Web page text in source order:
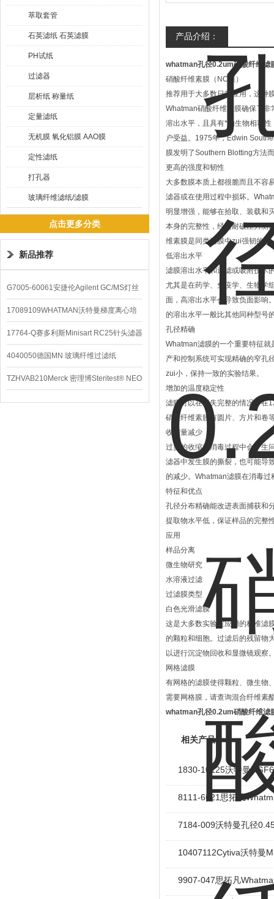
萃取套管
石英滤纸 石英滤膜
PH试纸
过滤器
层析纸 称量纸
定量滤纸
无机膜 氧化铝膜 AAO膜
定性滤纸
打孔器
玻璃纤维滤纸/滤膜
点击更多分类
新品推荐
G7005-60061安捷伦Agilent GC/MS灯丝
配件
17089109WHATMAN沃特曼梯度离心培
养基
17764-Q赛多利斯Minisart RC25针头滤器
4040050德国MN 玻璃纤维过滤纸
TZHVAB210Merck 密理博Steritest® NEO
设备
产品介绍：
whatman孔径0.2um硝酸纤维滤
硝酸纤维素膜（NC膜）
推荐用于大多数日常应用，这种
Whatman硝酸纤维素膜确保了
溶出水平，且具有*的生物相容
户受益。1975年，Edwin
膜发明了Southern Blotting方法
更高的强度和韧性
大多数膜本质上都很脆而且不容
滤器或在使用过程中损坏。
明显增强，能够在拾取、装载和
本身的完整性，经过耐破压力测
维素膜是同类滤膜中zui强韧的。
低溶出水平
滤膜溶出水平和过滤或吸附技术
尤其是在药学、免疫学、生物学
面，高溶出水平会导致负面影响
的溶出水平一般比其他同种型号
孔径精确
Whatman滤膜的一个重要特征就
产和控制系统可实现精确的窄孔
zui小，保持一致的实验结果。
增加的温度稳定性
滤膜可以在不失完整的情况下在
硝酸纤维素膜有圆片、方片和卷
收缩量减少
过多的收缩在消毒过程中会产生
滤器中发生膜的撕裂，也可能导
的减少。Whatman滤膜在消毒过
特征和优点
孔径分布精确能改进表面捕获和
提取物水平低，保证样品的完整
应用
样品分离
微生物研究
水溶液过滤
过滤膜类型
白色光滑滤膜
这是大多数实验室应用的标准滤
的颗粒和细胞。过滤后的残留物
以进行沉淀物回收和显微镜观察
网格滤膜
有网格的滤膜使得颗粒、微生物
需要网格膜，请查询混合纤维素
whatman孔径0.2um硝酸纤维滤
相关产品
1830-10125沃特曼
8111-6621思拓凡
7184-009沃特曼孔径
10407112Cytiva沃特曼
9907-047思拓凡